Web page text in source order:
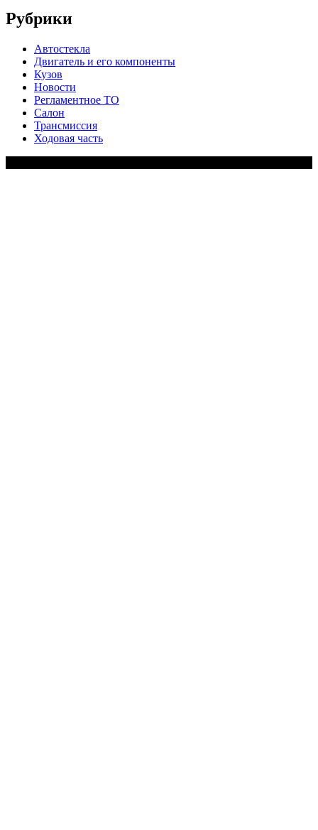
Рубрики
Автостекла
Двигатель и его компоненты
Кузов
Новости
Регламентное ТО
Салон
Трансмиссия
Ходовая часть